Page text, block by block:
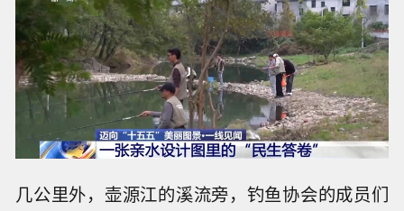
几公里外，壶源江的溪流旁，钓鱼协会的成员们